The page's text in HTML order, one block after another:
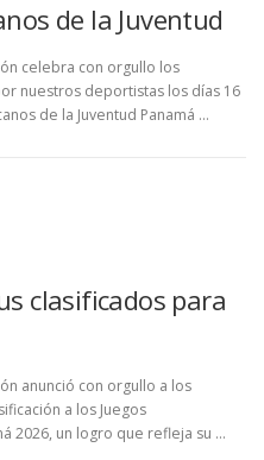
de la Juventud
celebra con orgullo los
nuestros deportistas los días 16
de la Juventud Panamá …
clasificados para
anunció con orgullo a los
a los Juegos
2026, un logro que refleja su …